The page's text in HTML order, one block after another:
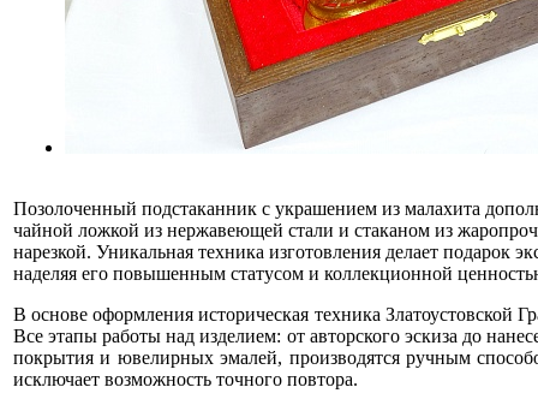
Позолоченный подстаканник с украшением из малахита
чайной ложкой из нержавеющей стали и стаканом из
нарезкой. Уникальная техника изготовления делает подарок
наделяя его повышенным статусом и коллекционной
В основе оформления историческая техника Златоустовской
Все этапы работы над изделием: от авторского эскиза до
покрытия и ювелирных эмалей, производятся ручным
исключает возможность точного повтора.